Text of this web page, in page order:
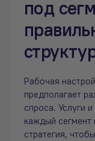
под
Рабочая
предполагает
спроса. Услуги
каждый
стратегия,